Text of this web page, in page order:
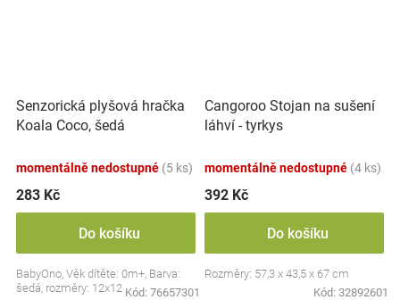
Senzorická plyšová hračka
Koala Coco, šedá
momentálně nedostupné (5 ks)
283 Kč
Do košíku
BabyOno, Věk dítěte: 0m+, Barva:
šedá, rozměry: 12x12 cm.
Kód: 76657301
Cangoroo Stojan na sušení
láhví - tyrkys
momentálně nedostupné (4 ks)
392 Kč
Do košíku
Rozměry: 57,3 x 43,5 x 67 cm
Kód: 32892601